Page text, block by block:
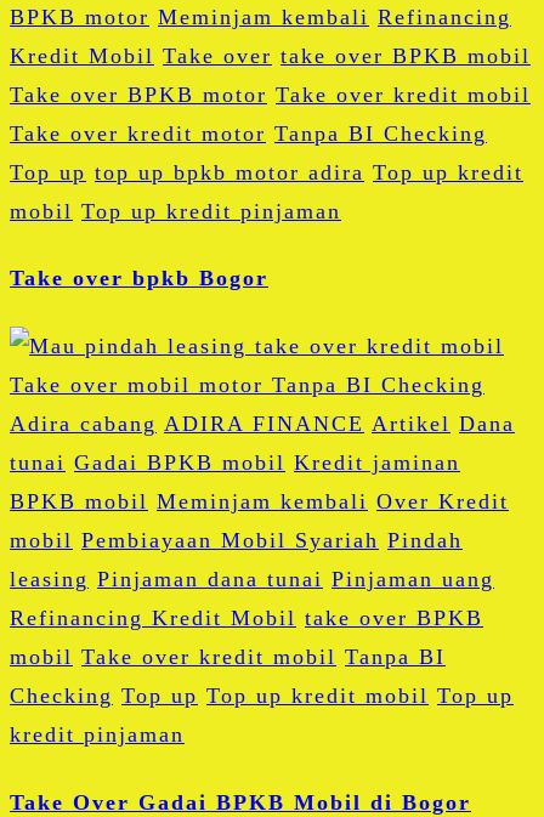
BPKB motor Meminjam kembali Refinancing
Kredit Mobil Take over take over BPKB mobil
Take over BPKB motor Take over kredit mobil
Take over kredit motor Tanpa BI Checking
Top up top up bpkb motor adira Top up kredit
mobil Top up kredit pinjaman
Take over bpkb Bogor
Adira cabang ADIRA FINANCE Artikel Dana
tunai Gadai BPKB mobil Kredit jaminan
BPKB mobil Meminjam kembali Over Kredit
mobil Pembiayaan Mobil Syariah Pindah
leasing Pinjaman dana tunai Pinjaman uang
Refinancing Kredit Mobil take over BPKB
mobil Take over kredit mobil Tanpa BI
Checking Top up Top up kredit mobil Top up
kredit pinjaman
Take Over Gadai BPKB Mobil di Bogor